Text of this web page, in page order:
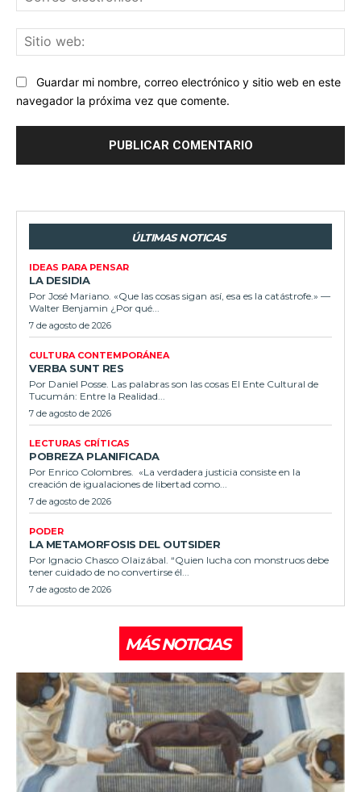
Guardar mi nombre, correo electrónico y sitio web en este
navegador la próxima vez que comente.
ÚLTIMAS NOTICAS
IDEAS PARA PENSAR
LA DESIDIA
Por José Mariano. «Que las cosas sigan así, esa es la catástrofe.» —
Walter Benjamin ¿Por qué...
7 de agosto de 2026
CULTURA CONTEMPORÁNEA
VERBA SUNT RES
Por Daniel Posse. Las palabras son las cosas El Ente Cultural de
Tucumán: Entre la Realidad...
7 de agosto de 2026
LECTURAS CRÍTICAS
POBREZA PLANIFICADA
Por Enrico Colombres. «La verdadera justicia consiste en la
creación de igualaciones de libertad como...
7 de agosto de 2026
PODER
LA METAMORFOSIS DEL OUTSIDER
Por Ignacio Chasco Olaizábal. “Quien lucha con monstruos debe
tener cuidado de no convertirse él...
7 de agosto de 2026
MÁS NOTICIAS